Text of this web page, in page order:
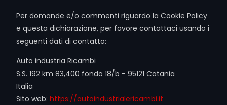
Per domande e/o commenti riguardo la Cookie Policy
e questa dichiarazione, per favore contattaci usando i
seguenti dati di contatto:
Auto industria Ricambi
S.S. 192 km 83,400 fondo 18/b - 95121 Catania
Italia
Sito web:https://autoindustrialericambi.it